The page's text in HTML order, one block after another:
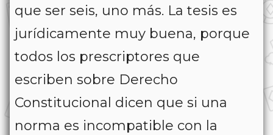
que ser seis, uno más. La tesis es
jurídicamente muy buena, porque
todos los prescriptores que
escriben sobre Derecho
Constitucional dicen que si una
norma es incompatible con la